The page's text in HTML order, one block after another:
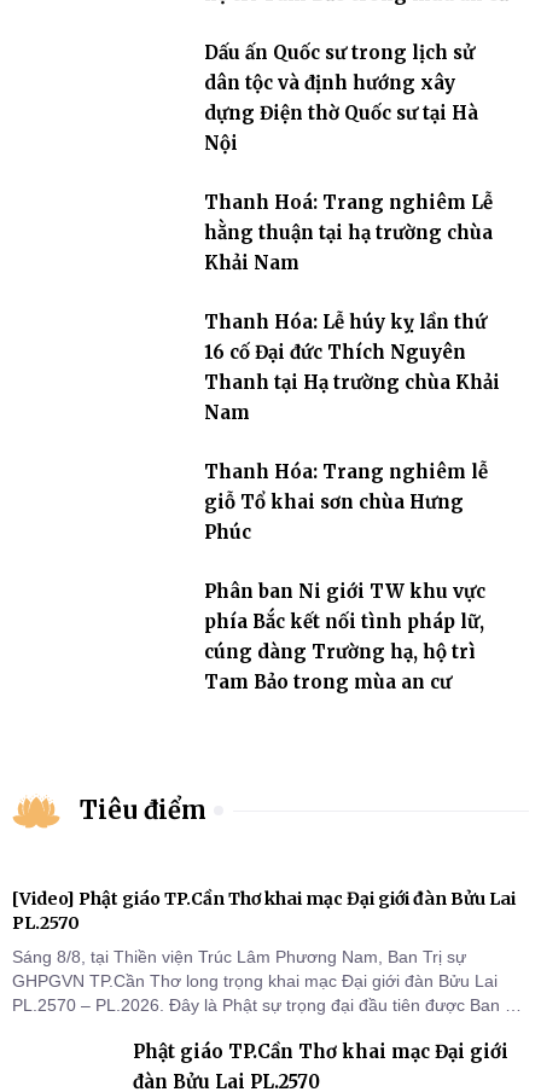
Dấu ấn Quốc sư trong lịch sử
dân tộc và định hướng xây
dựng Điện thờ Quốc sư tại Hà
Nội
Thanh Hoá: Trang nghiêm Lễ
hằng thuận tại hạ trường chùa
Khải Nam
Thanh Hóa: Lễ húy kỵ lần thứ
16 cố Đại đức Thích Nguyên
Thanh tại Hạ trường chùa Khải
Nam
Thanh Hóa: Trang nghiêm lễ
giỗ Tổ khai sơn chùa Hưng
Phúc
Phân ban Ni giới TW khu vực
phía Bắc kết nối tình pháp lữ,
cúng dàng Trường hạ, hộ trì
Tam Bảo trong mùa an cư
Tiêu điểm
[Video] Phật giáo TP.Cần Thơ khai mạc Đại giới đàn Bửu Lai
PL.2570
Sáng 8/8, tại Thiền viện Trúc Lâm Phương Nam, Ban Trị sự
GHPGVN TP.Cần Thơ long trọng khai mạc Đại giới đàn Bửu Lai
PL.2570 – PL.2026. Đây là Phật sự trọng đại đầu tiên được Ban Trị
thứ I, thể hiện sự quan tâm đối với công tác truyền giới, đào tạo
Tăng tài và tiếp nối mạng mạch Tăng-g
Phật giáo TP.Cần Thơ khai mạc Đại giới
đàn Bửu Lai PL.2570